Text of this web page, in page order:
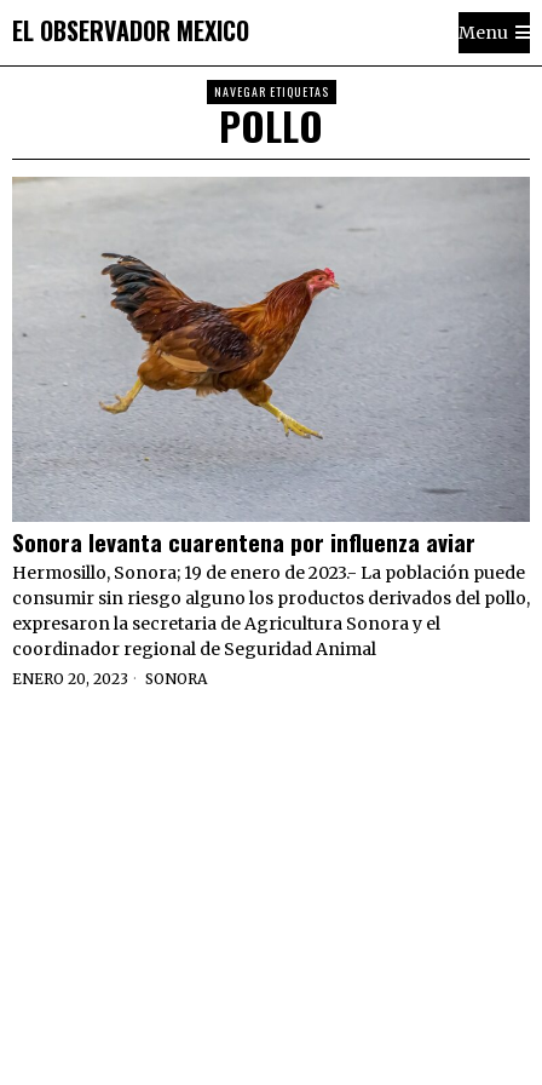
EL OBSERVADOR MEXICO Menu
NAVEGAR ETIQUETAS
POLLO
Sonora levanta cuarentena por influenza aviar
Hermosillo, Sonora; 19 de enero de 2023.- La población puede
consumir sin riesgo alguno los productos derivados del pollo,
expresaron la secretaria de Agricultura Sonora y el
coordinador regional de Seguridad Animal
ENERO 20, 2023 SONORA